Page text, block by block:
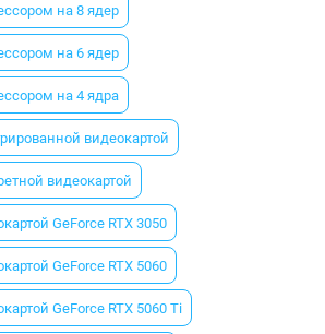
на 8 ядер
на 6 ядер
на 4 ядра
видеокартой
видеокартой
GeForce RTX 3050
GeForce RTX 5060
GeForce RTX 5060 Ti